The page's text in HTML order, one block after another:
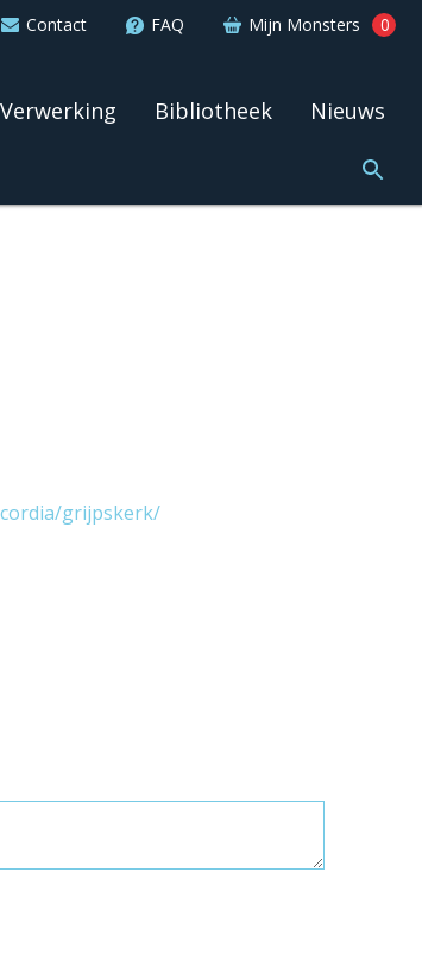
Contact FAQ Mijn Monsters 0
Verwerking Bibliotheek Nieuws
grijpskerk/